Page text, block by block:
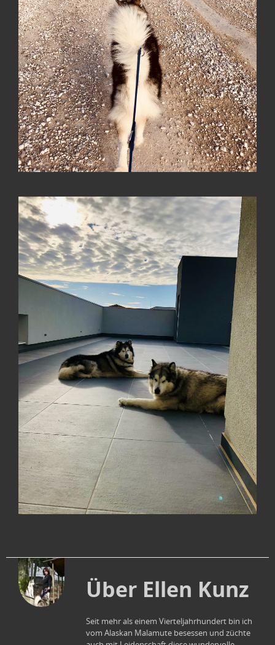
Über Ellen Kunz
Seit mehr als einem Vierteljahrhundert bin ich
vom Alaskan Malamute besessen und züchte